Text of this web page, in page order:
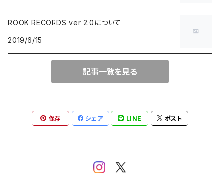
にほんのJAZZ
big band / trad / swing
POWER POP / NEO MOD / PUB ROCK
PUNK ROCK
POP PUNK / MELODIC PUNK
NEO SKA / 2TONE / SKA PUNK
民謡・音頭・俗謡
落語・浪曲・芸能
SP
LATIN / BRASIL / BOSSA NOVA
AFRO / CUBAN
ROOK RECORDS ver 2.0について
2019/6/15
記事一覧を見る
保存 シェア LINE ポスト